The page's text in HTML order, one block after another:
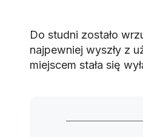
Do studni zostało
najpewniej wyszły z
miejscem stała się